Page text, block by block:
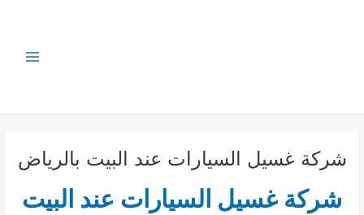
شركة غسيل السيارات عند البيت بالرياض
شركة غسيل السيارات عند البيت